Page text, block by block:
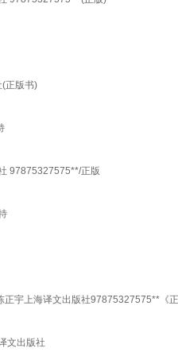
(正版书)
97875327575**/正版
正宇上海译文出版社97875327575**《
文出版社